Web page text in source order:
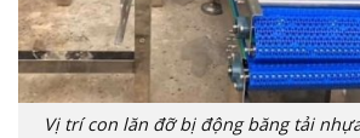
Vị trí con lăn đỡ bị động băng tải